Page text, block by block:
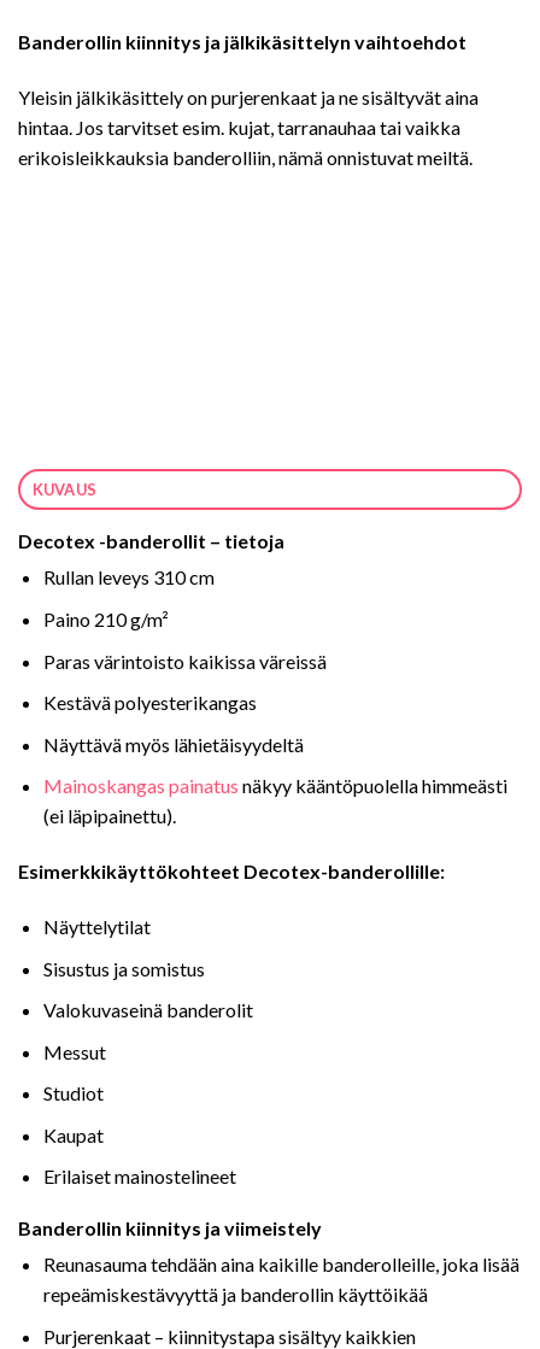
Banderollin kiinnitys ja jälkikäsittelyn vaihtoehdot
Yleisin jälkikäsittely on purjerenkaat ja ne sisältyvät aina
hintaa. Jos tarvitset esim. kujat, tarranauhaa tai vaikka
erikoisleikkauksia banderolliin, nämä onnistuvat meiltä.
KUVAUS
Decotex -banderollit – tietoja
Rullan leveys 310 cm
Paino 210 g/m²
Paras värintoisto kaikissa väreissä
Kestävä polyesterikangas
Näyttävä myös lähietäisyydeltä
Mainoskangas painatus näkyy kääntöpuolella himmeästi
(ei läpipainettu).
Esimerkkikäyttökohteet Decotex-banderollille:
Näyttelytilat
Sisustus ja somistus
Valokuvaseinä banderolit
Messut
Studiot
Kaupat
Erilaiset mainostelineet
Banderollin kiinnitys ja viimeistely
Reunasauma tehdään aina kaikille banderolleille, joka lisää
repeämiskestävyyttä ja banderollin käyttöikää
Purjerenkaat – kiinnitystapa sisältyy kaikkien